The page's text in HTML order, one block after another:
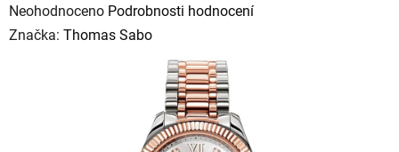
Průměrné hodnocení produktu je 0,0 z 5 hvězdiček.
Neohodnoceno Podrobnosti hodnocení
Značka: Thomas Sabo